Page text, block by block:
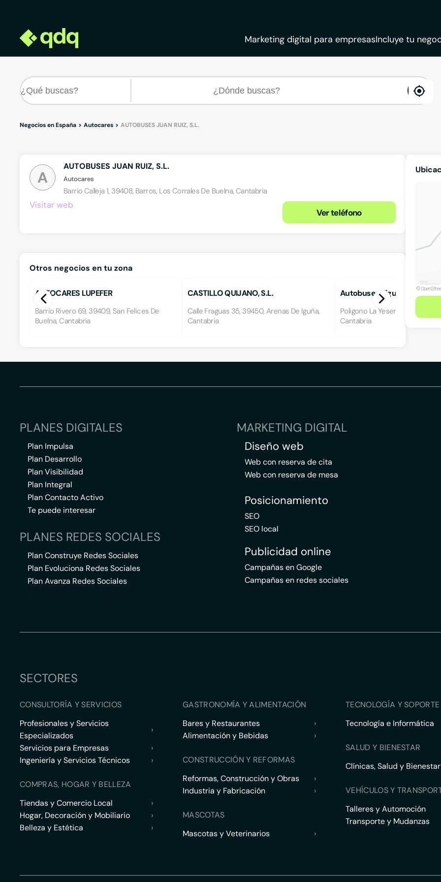
Marketing digital para empresasIncluye tu
Negocios en España Autocares AUTOBUSES JUAN RUIZ, S.L.
A
AUTOBUSES JUAN RUIZ, S.L.
Autocares
Barrio Calleja 1, 39408, Barros, Los Corrales De Buelna, Cantabria
Visitar web
Ver teléfono
Otros negocios en tu zona
AUTOCARES LUPEFER
Barrio Rivero 69, 39409, San Felices De
Buelna, Cantabria
CASTILLO QUIJANO, S.L.
Calle Fraguas 35, 39450, Arenas De Iguña,
Cantabria
Autobuses Figueras SL
Poligono La Yesera 21, 39612,
Cantabria
PLANES DIGITALES
Plan Impulsa
Plan Desarrollo
Plan Visibilidad
Plan Integral
Plan Contacto Activo
Te puede interesar
PLANES REDES SOCIALES
Plan Construye Redes Sociales
Plan Evoluciona Redes Sociales
Plan Avanza Redes Sociales
MARKETING DIGITAL
Diseño web
Web con reserva de cita
Web con reserva de mesa
Posicionamiento
SEO
SEO local
Publicidad online
Campañas en Google
Campañas en redes sociales
SECTORES
CONSULTORÍA Y SERVICIOS
Profesionales y Servicios
Especializados
›
Servicios para Empresas
›
Ingeniería y Servicios Técnicos
›
COMPRAS, HOGAR Y BELLEZA
Tiendas y Comercio Local
›
Hogar, Decoración y Mobiliario
›
Belleza y Estética
›
GASTRONOMÍA Y ALIMENTACIÓN
Bares y Restaurantes
›
Alimentación y Bebidas
›
CONSTRUCCIÓN Y REFORMAS
Reformas, Construcción y Obras
›
Industria y Fabricación
›
MASCOTAS
Mascotas y Veterinarios
›
TECNOLOGÍA Y
Tecnología e Informática
SALUD Y BIENESTAR
Clínicas, Salud y Bienestar
VEHÍCULOS Y
Talleres y Automoción
Transporte y Mudanzas